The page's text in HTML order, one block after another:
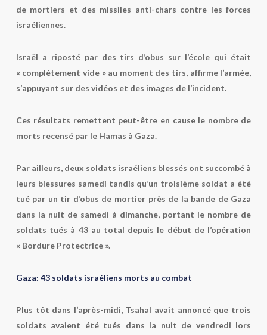
de mortiers et des missiles anti-chars contre les forces
israéliennes.
Israël a riposté par des tirs d’obus sur l’école qui était
« complètement vide » au moment des tirs, affirme l’armée,
s’appuyant sur des vidéos et des images de l’incident.
Ces résultats remettent peut-être en cause le nombre de
morts recensé par le Hamas à Gaza.
Par ailleurs, deux soldats israéliens blessés ont succombé à
leurs blessures samedi tandis qu’un troisième soldat a été
tué par un tir d’obus de mortier près de la bande de Gaza
dans la nuit de samedi à dimanche, portant le nombre de
soldats tués à 43 au total depuis le début de l’opération
« Bordure Protectrice ».
Gaza: 43 soldats israéliens morts au combat
Plus tôt dans l’après-midi, Tsahal avait annoncé que trois
soldats avaient été tués dans la nuit de vendredi lors